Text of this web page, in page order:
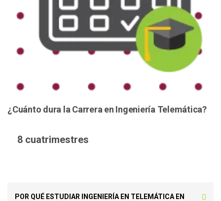
¿Cuánto dura la Carrera en Ingeniería Telemática?
8 cuatrimestres
POR QUÉ ESTUDIAR INGENIERÍA EN TELEMÁTICA EN